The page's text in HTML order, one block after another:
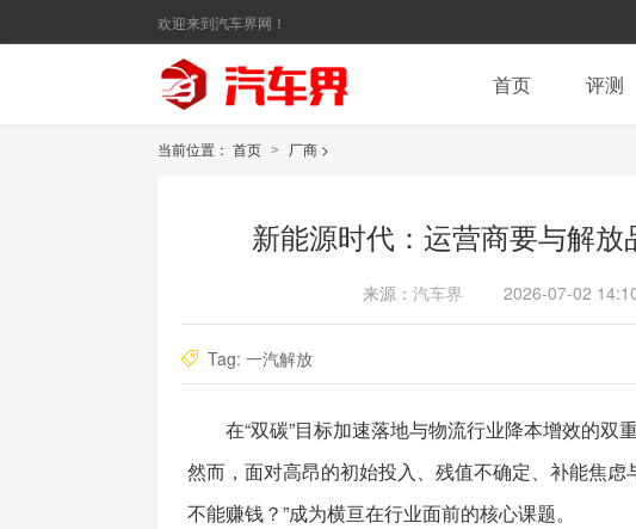
欢迎来到汽车界网！
首页 评测
当前位置： 首页 > 厂商 >
新能源时代：运营商要与解放
来源： 汽车界 2026-07-02
Tag: 一汽解放
在“双碳”目标加速落地与物流行业降本增效的双
然而，面对高昂的初始投入、残值不确定、补能焦
不能赚钱？”成为横亘在行业面前的核心课题。